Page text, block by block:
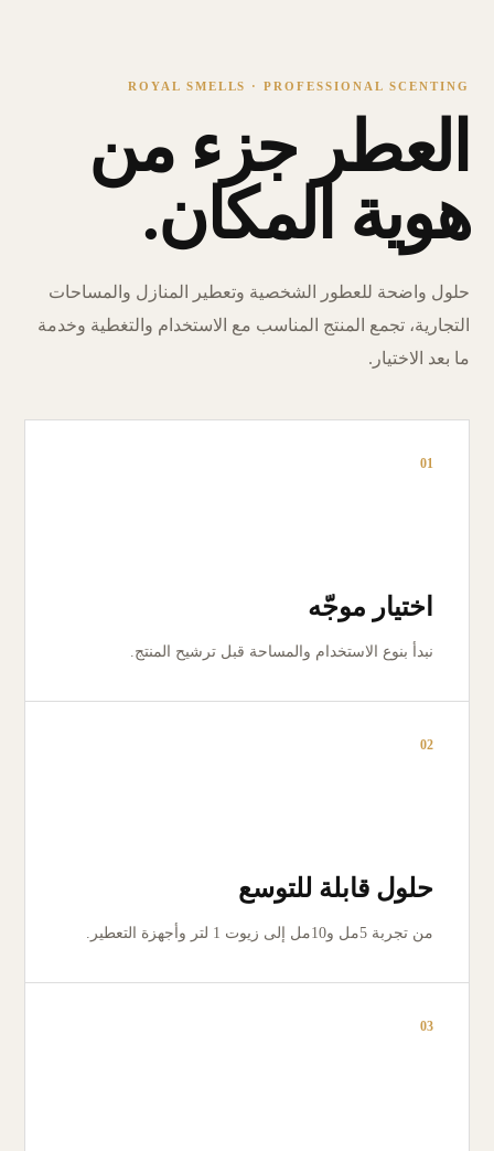
ROYAL SMELLS · PROFESSIONAL SCENTING
العطر جزء من
هوية المكان.
حلول واضحة للعطور الشخصية وتعطير المنازل والمساحات
التجارية، تجمع المنتج المناسب مع الاستخدام والتغطية وخدمة
ما بعد الاختيار.
01
اختيار موجّه
نبدأ بنوع الاستخدام والمساحة قبل ترشيح المنتج.
02
حلول قابلة للتوسع
من تجربة 5مل و10مل إلى زيوت 1 لتر وأجهزة التعطير.
03